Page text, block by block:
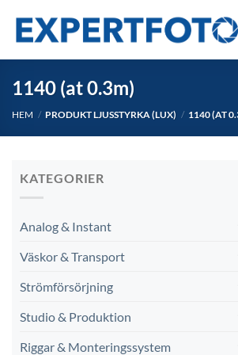
1140 (at 0.3m)
HEM / PRODUKT LJUSSTYRKA (LUX) / 1140 (AT
KATEGORIER
Analog & Instant
Väskor & Transport
Strömförsörjning
Studio & Produktion
Riggar & Monteringssystem